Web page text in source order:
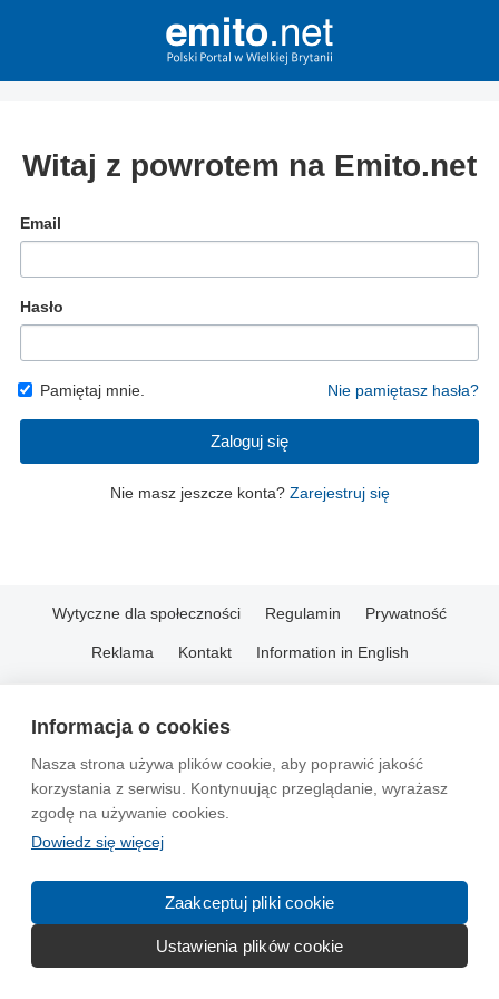
Informacja o cookies
Nasza strona używa plików cookie, aby poprawić jakość
korzystania z serwisu. Kontynuując przeglądanie, wyrażasz
zgodę na używanie cookies.
Dowiedz się więcej
Zaakceptuj pliki cookie
Ustawienia plików cookie
Witaj z powrotem na Emito.net
Email
Hasło
Pamiętaj mnie. Nie pamiętasz hasła?
Zaloguj się
Nie masz jeszcze konta? Zarejestruj się
Wytyczne dla społeczności Regulamin Prywatność
Reklama Kontakt Information in English